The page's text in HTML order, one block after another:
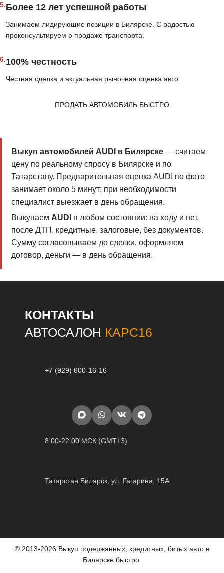
5.Более 12 лет успешной работы
Занимаем лидирующие позиции в Билярске. С радостью
проконсультируем о продаже транспорта.
6.100% честность
Честная сделка и актуальная рыночная оценка авто.
ПРОДАТЬ АВТОМОБИЛЬ БЫСТРО
Выкуп автомобилей AUDI в Билярске— считаем
цену по реальному спросу в Билярске и по
Татарстану. Предварительная оценка AUDI по фото
занимает около 5 минут; при необходимости
специалист выезжает в день обращения.
Выкупаем AUDI в любом состоянии: на ходу и нет,
после ДТП, кредитные, залоговые, без документов.
Сумму согласовываем до сделки, оформляем
договор, деньги — в день обращения.
КОНТАКТЫ
АВТОСАЛОН КАРС16
+7 (929) 600-16-16
8:00-22:00 МСК (GMT+3)
Татарстан Билярск, ул. Гагарина, 15А
© 2013-2026 Выкуп подержанных, кредитных, битых авто в
Билярске быстро.